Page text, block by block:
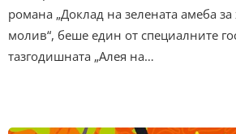
романа „Доклад на зелената амеба
молив“, беше един от специалните
тазгодишната „Алея на…